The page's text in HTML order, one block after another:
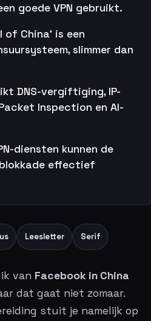
goede VPN gebruikt.
of China' is een
slimmer dan
DNS-vergiftiging, IP-
Inspection en AI-
diensten kunnen de
effectief
Leesletter Serif
van Facebook in China
dat gaat niet zomaar.
stuit je namelijk op